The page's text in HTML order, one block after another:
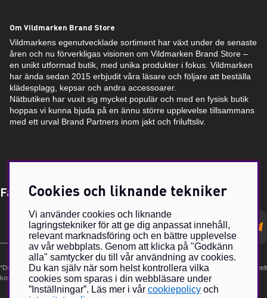
Om Vildmarken Brand Store
Vildmarkens egenutvecklade sortiment har växt under de senaste
åren och nu förverkligas visionen om Vildmarken Brand Store –
en unikt utformad butik, med unika produkter i fokus. Vildmarken
har ända sedan 2015 erbjudit våra läsare och följare att beställa
klädesplagg, kepsar och andra accessoarer.
Nätbutiken har vuxit sig mycket populär och med en fysisk butik
hoppas vi kunna bjuda på en ännu större upplevelse tillsammans
med ett urval Brand Partners inom jakt och friluftsliv.
Få Magasin Vildmarken direkt till din e-post!*
postadress
*Du kan även få erbjudanden och nyheter från samarbetspartners. Din prenumeration är helt
kostnadsfri och kan avslutas när som helst.
Cookies och liknande tekniker
Vi använder cookies och liknande
lagringstekniker för att ge dig anpassat innehåll,
relevant marknadsföring och en bättre upplevelse
av vår webbplats. Genom att klicka på "Godkänn
alla" samtycker du till vår användning av cookies.
Du kan själv när som helst kontrollera vilka
cookies som sparas i din webbläsare under
”Inställningar”. Läs mer i vår cookiepolicy och